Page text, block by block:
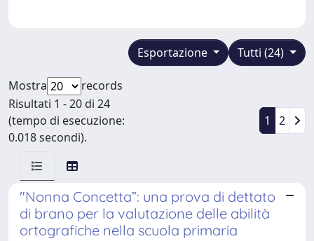
Tutti (24)
Esportazione
Mostra
records
Risultati 1 - 20 di 24
(tempo di esecuzione:
0.018 secondi).
1 2
"Nonna Concetta”: una prova di dettato
di brano per la valutazione delle abilità
ortografiche nella scuola primaria